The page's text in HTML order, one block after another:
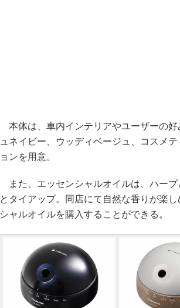
本体は、車内インテリアやユーザーの
ュネイビー、ウッディベージュ、コスメ
ョンを用意。
また、エッセンシャルオイルは、ハーブ
とタイアップ。同店にて自然な香りが楽
シャルオイルを購入することができる。